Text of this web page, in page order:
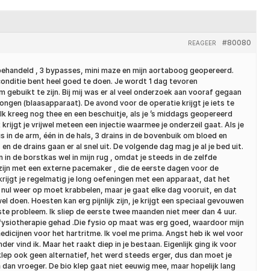
#80080
REAGEER
, 3 bypasses, mini maze en mijn aortaboog geopereerd.
bent heel goed te doen. Je wordt 1 dag tevoren
te zijn. Bij mij was er al veel onderzoek aan vooraf gegaan
(blaasapparaat). De avond voor de operatie krijgt je iets te
nog thee en een beschuitje, als je ’s middags geopereerd
je vrijwel meteen een injectie waarmee je onderzeil gaat. Als je
de arm, één in de hals, 3 drains in de bovenbuik om bloed en
de drains gaan er al snel uit. De volgende dag mag je al je bed uit.
in de borstkas wel in mijn rug , omdat je steeds in de zelfde
met een externe pacemaker , die de eerste dagen voor de
je regelmatig je long oefeningen met een apparaat, dat het
weer op moet krabbelen, maar je gaat elke dag vooruit, en dat
doen. Hoesten kan erg pijnlijk zijn, je krijgt een speciaal gevouwen
probleem. Ik sliep de eerste twee maanden niet meer dan 4 uur.
gehad .Die fysio op maat was erg goed, waardoor mijn
voor het hartritme. Ik voel me prima. Angst heb ik wel voor
vind ik. Maar het raakt diep in je bestaan. Eigenlijk ging ik voor
ook geen alternatief, het werd steeds erger, dus dan moet je
vroeger. De bio klep gaat niet eeuwig mee, maar hopelijk lang